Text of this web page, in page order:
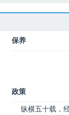
保养
政策
纵横五十载，